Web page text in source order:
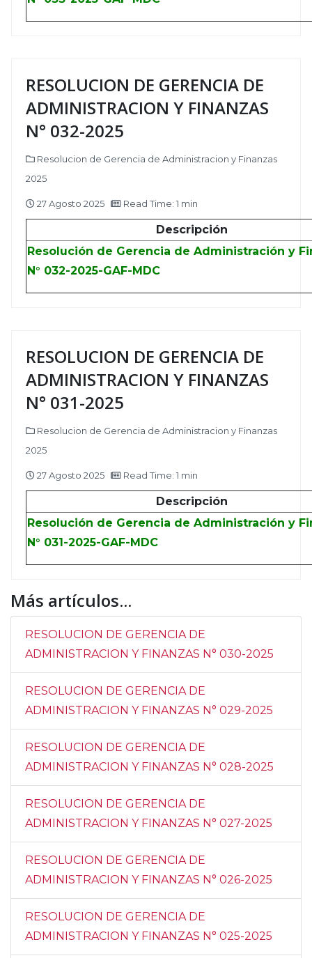
RESOLUCION DE GERENCIA DE
ADMINISTRACION Y FINANZAS
N° 032-2025
Resolucion de Gerencia de Administracion y Finanzas
2025
27 Agosto 2025 Read Time: 1 min
Descripción
Resolución de Gerencia de Administración y
N° 032-2025-GAF-MDC
RESOLUCION DE GERENCIA DE
ADMINISTRACION Y FINANZAS
N° 031-2025
Resolucion de Gerencia de Administracion y Finanzas
2025
27 Agosto 2025 Read Time: 1 min
Descripción
Resolución de Gerencia de Administración y
N° 031-2025-GAF-MDC
Más artículos...
RESOLUCION DE GERENCIA DE
ADMINISTRACION Y FINANZAS N° 030-2025
RESOLUCION DE GERENCIA DE
ADMINISTRACION Y FINANZAS N° 029-2025
RESOLUCION DE GERENCIA DE
ADMINISTRACION Y FINANZAS N° 028-2025
RESOLUCION DE GERENCIA DE
ADMINISTRACION Y FINANZAS N° 027-2025
RESOLUCION DE GERENCIA DE
ADMINISTRACION Y FINANZAS N° 026-2025
RESOLUCION DE GERENCIA DE
ADMINISTRACION Y FINANZAS N° 025-2025